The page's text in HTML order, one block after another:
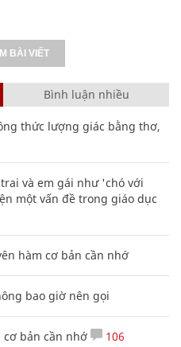
BÀI VIẾT
Bình luận nhiều
thức lượng giác bằng thơ,
và em gái như 'chó với
một vấn đề trong giáo dục
hàm cơ bản cần nhớ
bao giờ nên gọi
cơ bản cần nhớ 106